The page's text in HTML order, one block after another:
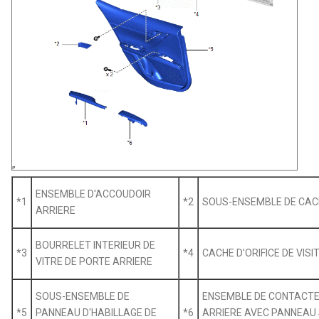
*1
ENSEMBLE D'ACCOUDOIR
ARRIERE
*2 SOUS-ENSEMBLE DE
*3
BOURRELET INTERIEUR DE
VITRE DE PORTE ARRIERE
*4 CACHE D'ORIFICE DE
*5
SOUS-ENSEMBLE DE
PANNEAU D'HABILLAGE DE
*6
ENSEMBLE DE
ARRIERE AVEC